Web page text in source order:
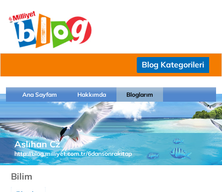
Blog Kategorileri
Ana Sayfam Hakkımda Bloglarım
Aslıhan Cz
http://blog.milliyet.com.tr/6dansonrakitap
Bilim